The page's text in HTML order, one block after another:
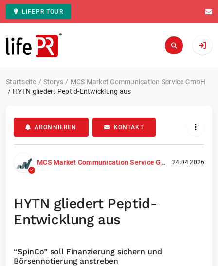
LIFEPR TOUR
Zur Startseite
Startseite Storys
MCS Market Communication Service GmbH
HYTN gliedert Peptid-Entwicklung aus
ABONNIEREN KONTAKT
MCS Market Communication Service GmbH 24.04.2026
HYTN gliedert Peptid-
Entwicklung aus
“SpinCo” soll Finanzierung sichern und
Börsennotierung anstreben